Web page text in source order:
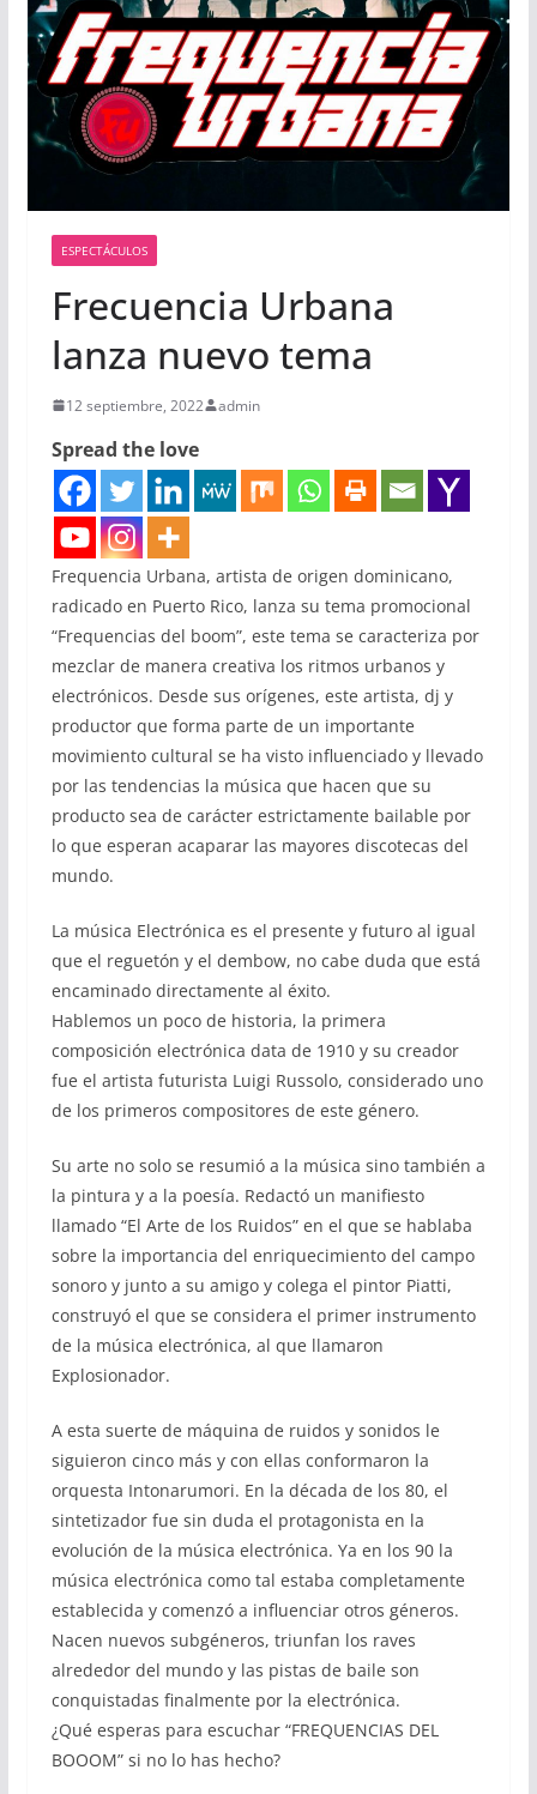
ESPECTÁCULOS
Frecuencia Urbana
lanza nuevo tema
12 septiembre, 2022 admin
Spread the love
Frequencia Urbana, artista de origen dominicano,
radicado en Puerto Rico, lanza su tema promocional
“Frequencias del boom”, este tema se caracteriza por
mezclar de manera creativa los ritmos urbanos y
electrónicos. Desde sus orígenes, este artista, dj y
productor que forma parte de un importante
movimiento cultural se ha visto influenciado y llevado
por las tendencias la música que hacen que su
producto sea de carácter estrictamente bailable por
lo que esperan acaparar las mayores discotecas del
mundo.
La música Electrónica es el presente y futuro al igual
que el reguetón y el dembow, no cabe duda que está
encaminado directamente al éxito.
Hablemos un poco de historia, la primera
composición electrónica data de 1910 y su creador
fue el artista futurista Luigi Russolo, considerado uno
de los primeros compositores de este género.
Su arte no solo se resumió a la música sino también a
la pintura y a la poesía. Redactó un manifiesto
llamado “El Arte de los Ruidos” en el que se hablaba
sobre la importancia del enriquecimiento del campo
sonoro y junto a su amigo y colega el pintor Piatti,
construyó el que se considera el primer instrumento
de la música electrónica, al que llamaron
Explosionador.
A esta suerte de máquina de ruidos y sonidos le
siguieron cinco más y con ellas conformaron la
orquesta Intonarumori. En la década de los 80, el
sintetizador fue sin duda el protagonista en la
evolución de la música electrónica. Ya en los 90 la
música electrónica como tal estaba completamente
establecida y comenzó a influenciar otros géneros.
Nacen nuevos subgéneros, triunfan los raves
alrededor del mundo y las pistas de baile son
conquistadas finalmente por la electrónica.
¿Qué esperas para escuchar “FREQUENCIAS DEL
BOOOM” si no lo has hecho?